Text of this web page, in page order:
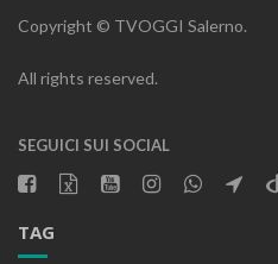
Copyright © TVOGGI Salerno.
All rights reserved.
SEGUICI SUI SOCIAL
TAG